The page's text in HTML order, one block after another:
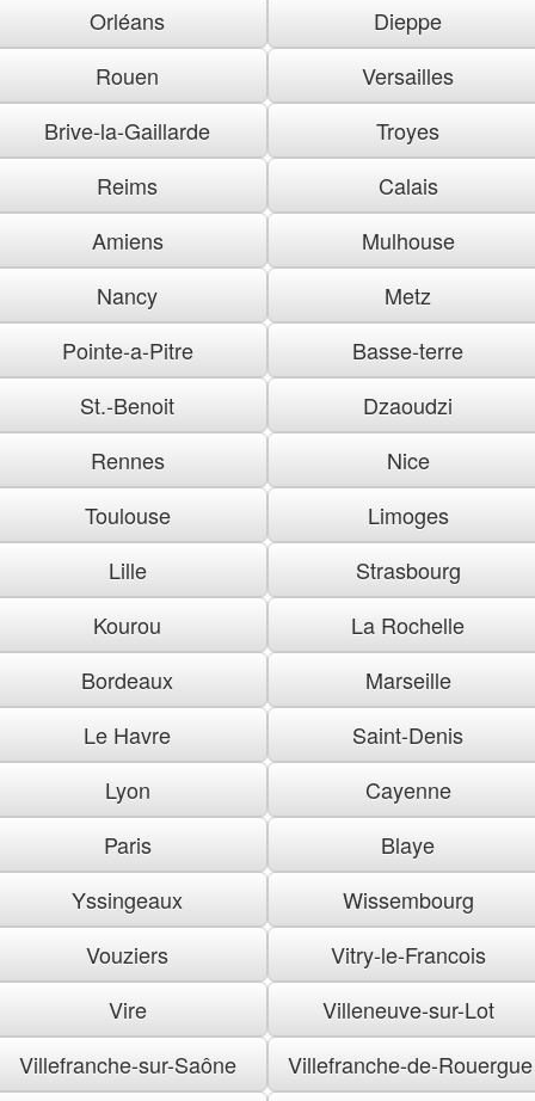
Orléans
Dieppe
Rouen
Versailles
Brive-la-Gaillarde
Troyes
Reims
Calais
Amiens
Mulhouse
Nancy
Metz
Pointe-a-Pitre
Basse-terre
St.-Benoit
Dzaoudzi
Rennes
Nice
Toulouse
Limoges
Lille
Strasbourg
Kourou
La Rochelle
Bordeaux
Marseille
Le Havre
Saint-Denis
Lyon
Cayenne
Paris
Blaye
Yssingeaux
Wissembourg
Vouziers
Vitry-le-Francois
Vire
Villeneuve-sur-Lot
Villefranche-sur-Saône
Villefranche-de-Rouergue